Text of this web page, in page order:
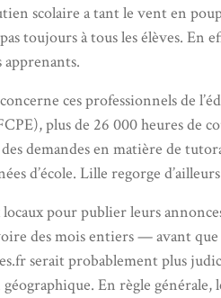
scolaire a tant le vent en
toujours à tous les élèves.
apprenants.
ces professionnels de
plus de 26 000 heures de
demandes en matière de
d’école. Lille regorge
pour publier leurs
des mois entiers — avant
serait probablement plus
En règle générale,